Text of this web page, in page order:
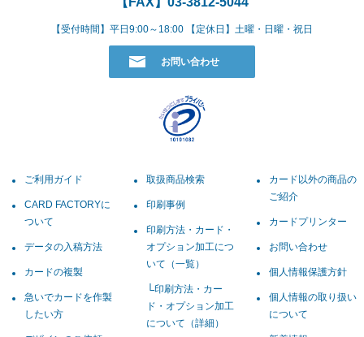
【受付時間】平日9:00～18:00 【定休日】土曜・日曜・祝日
お問い合わせ
ご利用ガイド
CARD FACTORYに
ついて
データの入稿方法
カードの複製
急いでカードを作製
したい方
取扱商品検索
印刷事例
印刷方法・カード・
オプション加工につ
いて（一覧）
印刷方法・カー
ド・オプション加工
について（詳細）
カード以外の商品の
ご紹介
カードプリンター
お問い合わせ
個人情報保護方針
個人情報の取り扱い
について